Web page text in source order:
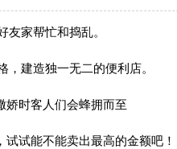
家帮忙和捣乱。
建造独一无二的便利店。
娇时客人们会蜂拥而至
试能不能卖出最高的金额吧！